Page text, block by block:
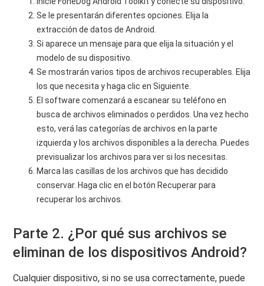
Se le presentarán diferentes opciones. Elija la
extracción de datos de Android.
Si aparece un mensaje para que elija la situación y el
modelo de su dispositivo.
Se mostrarán varios tipos de archivos recuperables. Elija
los que necesita y haga clic en Siguiente.
El software comenzará a escanear su teléfono en
busca de archivos eliminados o perdidos. Una vez hecho
esto, verá las categorías de archivos en la parte
izquierda y los archivos disponibles a la derecha. Puedes
previsualizar los archivos para ver si los necesitas.
Marca las casillas de los archivos que has decidido
conservar. Haga clic en el botón Recuperar para
recuperar los archivos.
Parte 2. ¿Por qué sus archivos se
eliminan de los dispositivos Android?
Cualquier dispositivo, si no se usa correctamente, puede